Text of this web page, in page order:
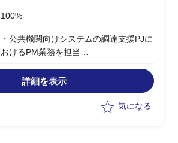
100%
・公共機関向けシステムの調達支援PJに
おけるPM業務を担当
ープンCOBOL化検討、およびインフラ
構成の検討
・要件定義書やRFI仕様書、決裁資料の
詳細を表示
気になる